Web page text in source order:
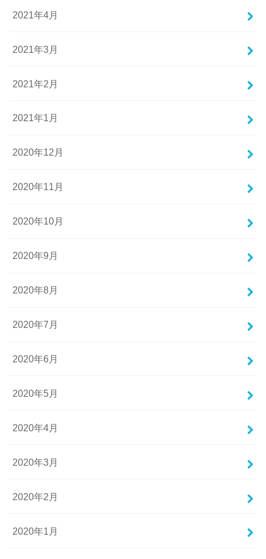
2021年4月
2021年3月
2021年2月
2021年1月
2020年12月
2020年11月
2020年10月
2020年9月
2020年8月
2020年7月
2020年6月
2020年5月
2020年4月
2020年3月
2020年2月
2020年1月